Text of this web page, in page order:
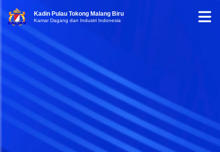
Kadin Pulau Tokong Malang Biru
Kamar Dagang dan Industri Indonesia